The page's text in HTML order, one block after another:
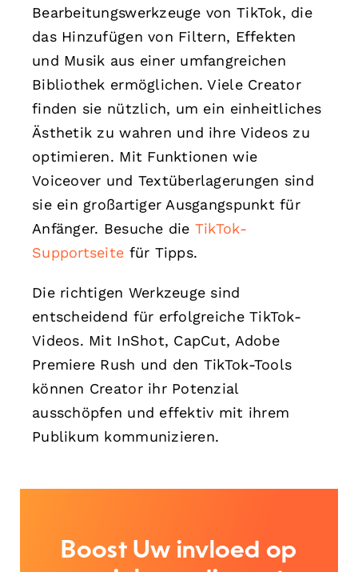
Bearbeitungswerkzeuge von TikTok, die
das Hinzufügen von Filtern, Effekten
und Musik aus einer umfangreichen
Bibliothek ermöglichen. Viele Creator
finden sie nützlich, um ein einheitliches
Ästhetik zu wahren und ihre Videos zu
optimieren. Mit Funktionen wie
Voiceover und Textüberlagerungen sind
sie ein großartiger Ausgangspunkt für
Anfänger. Besuche die TikTok-
Supportseite für Tipps.
Die richtigen Werkzeuge sind
entscheidend für erfolgreiche TikTok-
Videos. Mit InShot, CapCut, Adobe
Premiere Rush und den TikTok-Tools
können Creator ihr Potenzial
ausschöpfen und effektiv mit ihrem
Publikum kommunizieren.
Boost Uw invloed op